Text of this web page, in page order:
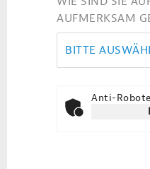
AUFMERKSAM
BITTE
Anti-